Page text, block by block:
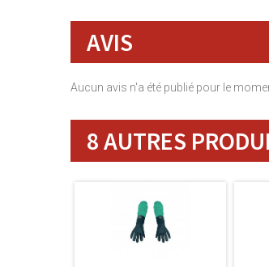
AVIS
Aucun avis n'a été publié pour le
8 AUTRES